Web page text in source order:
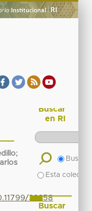
;
38358
Buscar
en RI
Buscar
Esta
Buscar